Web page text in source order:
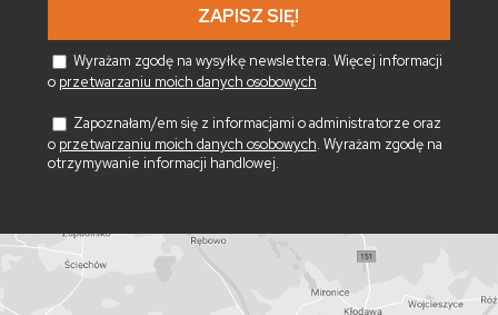
Wyrażam zgodę na wysyłkę newslettera. Więcej informacji
o przetwarzaniu moich danych osobowych
Zapoznałam/em się z informacjami o administratorze oraz
o przetwarzaniu moich danych osobowych. Wyrażam zgodę na
otrzymywanie informacji handlowej.